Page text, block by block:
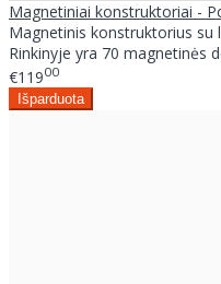
Magnetiniai konstruktoriai -
Magnetinis konstruktorius
Rinkinyje yra 70 magnetinės
€11900